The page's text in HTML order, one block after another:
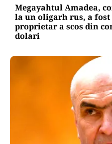
Megayahtul Amadea,
la un oligarh rus, a fost
proprietar a scos din
dolari